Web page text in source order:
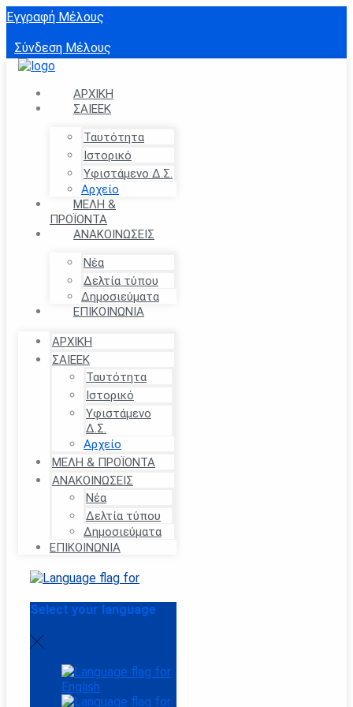
Εγγραφή Μέλους
Σύνδεση Μέλους
ΑΡΧΙΚΗ
ΣΑΙΕΕΚ
Ταυτότητα
Ιστορικό
Υφιστάμενο Δ.Σ.
Αρχείο
ΜΈΛΗ &
ΠΡΟΪΟΝΤΑ
ΑΝΑΚΟΙΝΏΣΕΙΣ
Νέα
Δελτία τύπου
Δημοσιεύματα
ΕΠΙΚΟΙΝΩΝΙΑ
ΑΡΧΙΚΗ
ΣΑΙΕΕΚ
Ταυτότητα
Ιστορικό
Υφιστάμενο
Δ.Σ.
Αρχείο
ΜΈΛΗ & ΠΡΟΪΟΝΤΑ
ΑΝΑΚΟΙΝΏΣΕΙΣ
Νέα
Δελτία τύπου
Δημοσιεύματα
ΕΠΙΚΟΙΝΩΝΙΑ
Select your language